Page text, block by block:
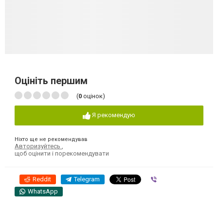
Оцініть першим
(0 оцінок)
Я рекомендую
Ніхто ще не рекомендував
Авторизуйтесь
щоб оцінити і порекомендувати
Reddit Telegram
WhatsApp